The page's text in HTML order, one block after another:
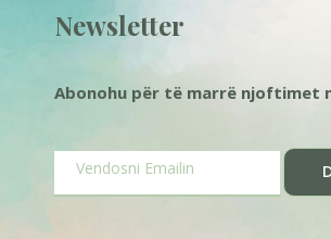
Newsletter
Abonohu për të marrë njoftimet